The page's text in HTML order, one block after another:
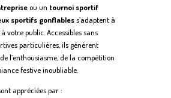
ou un tournoi sportif
sportifs gonflables s’adaptent à
votre public. Accessibles sans
particulières, ils génèrent
l’enthousiasme, de la compétition
festive inoubliable.
appréciées par :